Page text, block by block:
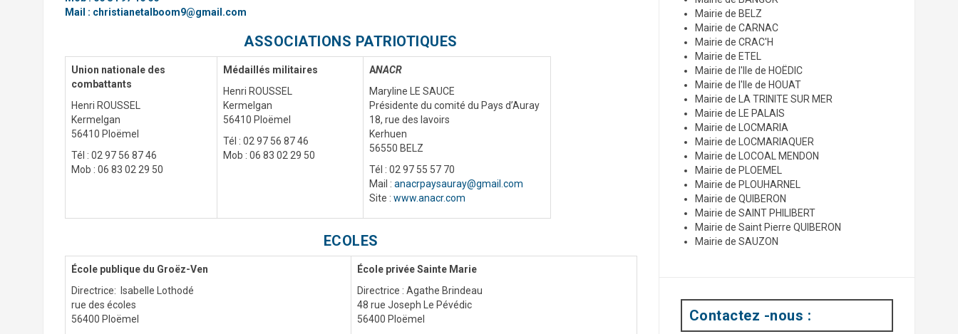
Mail : christianetalboom9@gmail.com
ASSOCIATIONS PATRIOTIQUES
Union nationale des
combattants
Henri ROUSSEL
Kermelgan
56410 Ploëmel
Tél : 02 97 56 87 46
Mob : 06 83 02 29 50
Médaillés militaires
Henri ROUSSEL
Kermelgan
56410 Ploëmel
Tél : 02 97 56 87 46
Mob : 06 83 02 29 50
ANACR
Maryline LE SAUCE
Présidente du comité du Pays d’Auray
18, rue des lavoirs
Kerhuen
56550 BELZ
Tél : 02 97 55 57 70
Mail : anacrpaysauray@gmail.com
Site : www.anacr.com
ECOLES
École publique du Groëz-Ven
Directrice: Isabelle Lothodé
rue des écoles
56400 Ploëmel
École privée Sainte Marie
Directrice : Agathe Brindeau
48 rue Joseph Le Pévédic
56400 Ploëmel
Mairie de BELZ
Mairie de CARNAC
Mairie de CRAC'H
Mairie de ETEL
Mairie de l'Ile de HOËDIC
Mairie de l'Ile de HOUAT
Mairie de LA TRINITE SUR MER
Mairie de LE PALAIS
Mairie de LOCMARIA
Mairie de LOCMARIAQUER
Mairie de LOCOAL MENDON
Mairie de PLOEMEL
Mairie de PLOUHARNEL
Mairie de QUIBERON
Mairie de SAINT PHILIBERT
Mairie de Saint Pierre QUIBERON
Mairie de SAUZON
Contactez -nous :